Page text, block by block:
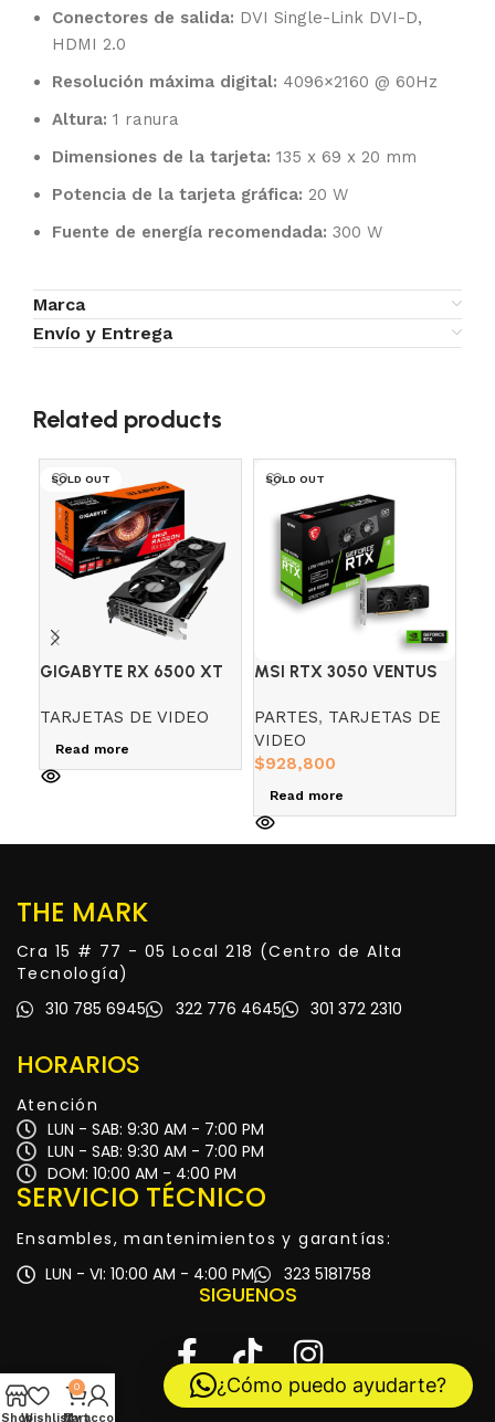
Conectores de salida: DVI Single-Link DVI-D,
HDMI 2.0
Resolución máxima digital: 4096×2160 @ 60Hz
Altura: 1 ranura
Dimensiones de la tarjeta: 135 x 69 x 20 mm
Potencia de la tarjeta gráfica: 20 W
Fuente de energía recomendada: 300 W
Marca
Envío y Entrega
Related products
SOLD OUT
GIGABYTE RX 6500 XT
TARJETAS DE VIDEO
Read more
SOLD OUT
MSI RTX 3050 VENTUS
PARTES, TARJETAS DE
VIDEO
$928,800
Read more
THE MARK
Cra 15 # 77 - 05 Local 218 (Centro de Alta
Tecnología)
310 785 6945
322 776 4645 301 372 2310
HORARIOS
Atención
LUN - SAB: 9:30 AM - 7:00 PM
LUN - SAB: 9:30 AM - 7:00 PM
DOM: 10:00 AM - 4:00 PM
SERVICIO TÉCNICO
Ensambles, mantenimientos y garantías:
LUN - VI: 10:00 AM - 4:00 PM
323 5181758
SIGUENOS
ShopWishlist
0
Cart
My account
¿Cómo puedo ayudarte?